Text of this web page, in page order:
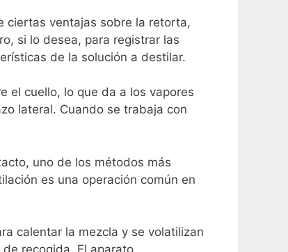
ciertas ventajas sobre la retorta,
si lo desea, para registrar las
de la solución a destilar.
el cuello, lo que da a los vapores
lateral. Cuando se trabaja con
uno de los métodos más
es una operación común en
calentar la mezcla y se volatilizan